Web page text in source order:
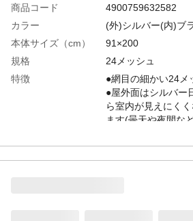
商品コード
4900759632582
カラー
(外)シルバー(内)ブ
本体サイズ（cm）
91×200
規格
24メッシュ
特徴
●網目の細かい24メ
●屋外面はシルバー
ら室内が見えにく
ます(曇天や夜間な
ック外の景色がよ